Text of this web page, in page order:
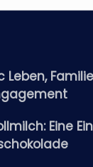
Leben,
Eine